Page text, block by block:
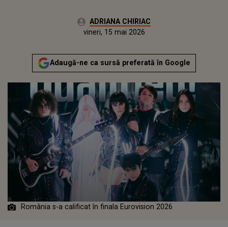
Autor:ADRIANA CHIRIAC
Actualizat:
vineri, 15 mai 2026
Adaugă-ne ca sursă preferată în Google
România s-a calificat în finala Eurovision 2026